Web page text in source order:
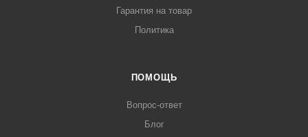
Гарантия на товар
Политика
ПОМОЩЬ
Вопрос-ответ
Блог